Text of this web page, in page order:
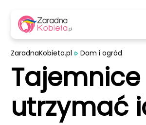
ZaradnaKobieta.pl Dom i ogród
utrzymać